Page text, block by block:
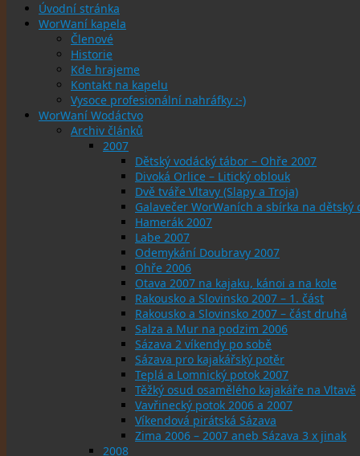
Úvodní stránka
WorWaní kapela
Členové
Historie
Kde hrajeme
Kontakt na kapelu
Vysoce profesionální nahráfky :-)
WorWaní Wodáctvo
Archiv článků
2007
Dětský vodácký tábor – Ohře 2007
Divoká Orlice – Litický oblouk
Dvě tváře Vltavy (Slapy a Troja)
Galavečer WorWaních a sbírka na dětský
Hamerák 2007
Labe 2007
Odemykání Doubravy 2007
Ohře 2006
Otava 2007 na kajaku, kánoi a na kole
Rakousko a Slovinsko 2007 – 1. část
Rakousko a Slovinsko 2007 – část druhá
Salza a Mur na podzim 2006
Sázava 2 víkendy po sobě
Sázava pro kajakářský potěr
Teplá a Lomnický potok 2007
Těžký osud osamělého kajakáře na Vltavě
Vavřinecký potok 2006 a 2007
Víkendová pirátská Sázava
Zima 2006 – 2007 aneb Sázava 3 x jinak
2008